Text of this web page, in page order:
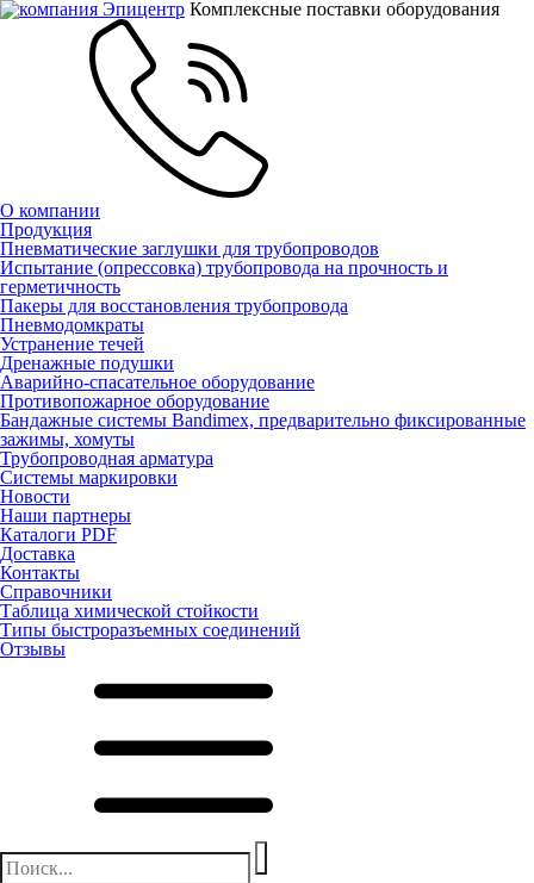
Комплексные поставки оборудования
О компании
Продукция
Пневматические заглушки для трубопроводов
Испытание (опрессовка) трубопровода на прочность и
герметичность
Пакеры для восстановления трубопровода
Пневмодомкраты
Устранение течей
Дренажные подушки
Аварийно-спасательное оборудование
Противопожарное оборудование
Бандажные системы Bandimex, предварительно фиксированные
зажимы, хомуты
Трубопроводная арматура
Системы маркировки
Новости
Наши партнеры
Каталоги PDF
Доставка
Контакты
Справочники
Таблица химической стойкости
Типы быстроразъемных соединений
Отзывы